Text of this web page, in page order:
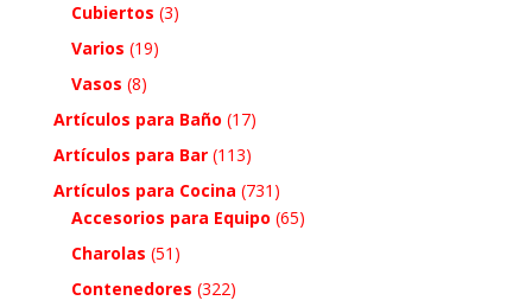
Cubiertos (3)
Varios (19)
Vasos (8)
Artículos para Baño (17)
Artículos para Bar (113)
Artículos para Cocina (731)
Accesorios para Equipo (65)
Charolas (51)
Contenedores (322)